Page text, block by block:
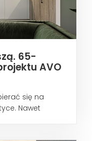
65-
AVO
się na
Nawet